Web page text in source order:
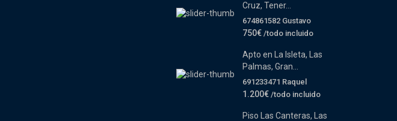
Cruz, Tener...
674861582 Gustavo
750€ /todo incluido
Apto en La Isleta, Las
Palmas, Gran...
691233471 Raquel
1.200€ /todo incluido
Piso Las Canteras, Las